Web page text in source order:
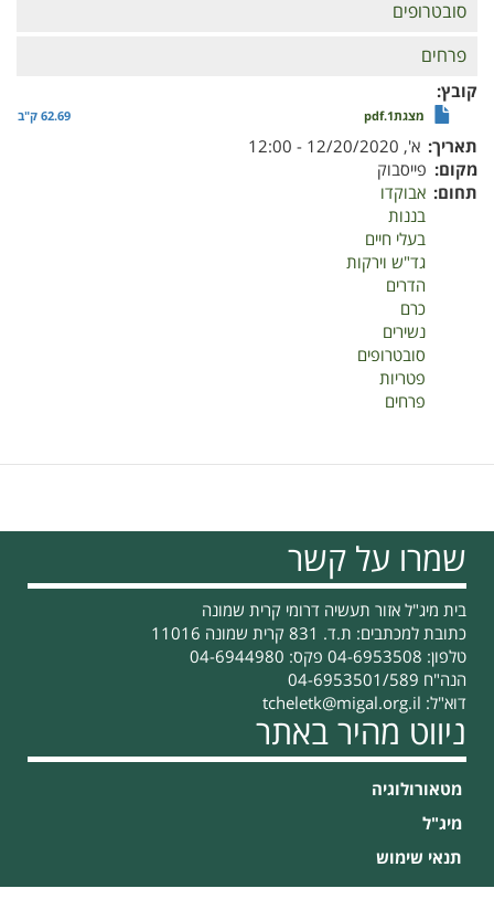
סובטרופים
פרחים
קובץ
מצגת1.pdf 62.69 ק"ב
תאריך א', 12/20/2020 - 12:00
מקום פייסבוק
תחום
אבוקדו
בננות
בעלי חיים
גד"ש וירקות
הדרים
כרם
נשירים
סובטרופים
פטריות
פרחים
שמרו על קשר
בית מיג"ל אזור תעשיה דרומי קרית שמונה
כתובת למכתבים: ת.ד. 831 קרית שמונה 11016
טלפון: 04-6953508 פקס: 04-6944980
הנה"ח 04-6953501/589
דוא"ל: tcheletk@migal.org.il
ניווט מהיר באתר
מטאורולוגיה
מיג"ל
תנאי שימוש